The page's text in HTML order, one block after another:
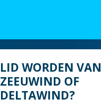
LID WORDEN VAN
ZEEUWIND OF
DELTAWIND?